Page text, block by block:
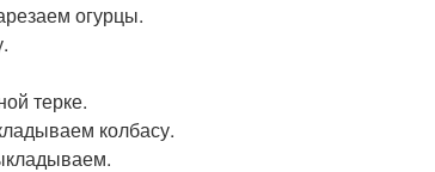
огурцы.
терке.
колбасу.